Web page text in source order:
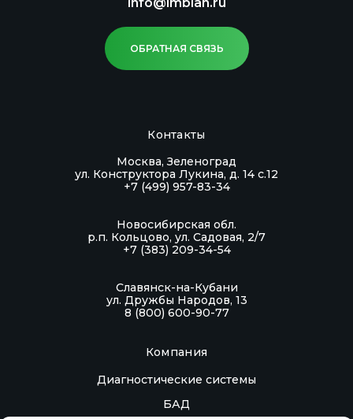
ОБРАТНАЯ СВЯЗЬ
Компания
Диагностические системы
БАД
Контакты
Москва, Зеленоград
ул. Конструктора Лукина, д. 14 с.12
+7 (499) 957-83-34
Новосибирская обл.
р.п. Кольцово, ул. Садовая, 2/7
+7 (383) 209-34-54
Славянск-на-Кубани
ул. Дружбы Народов, 13
8 (800) 600-90-77